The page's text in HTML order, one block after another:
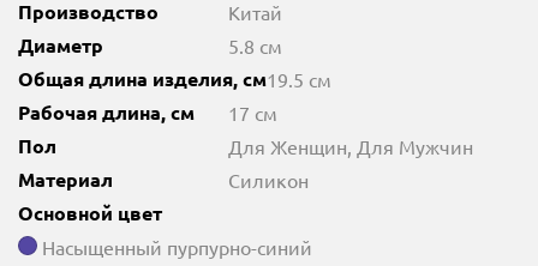
Производство Китай
Диаметр 5.8 см
Общая длина изделия, см19.5 см
Рабочая длина, см 17 см
Пол Для Женщин, Для Мужчин
Материал Силикон
Основной цвет
Насыщенный пурпурно-синий